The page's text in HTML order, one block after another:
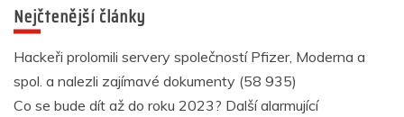
Nejčtenější články
Hackeři prolomili servery společností Pfizer, Moderna a
spol. a nalezli zajímavé dokumenty (58 935)
Co se bude dít až do roku 2023? Další alarmující